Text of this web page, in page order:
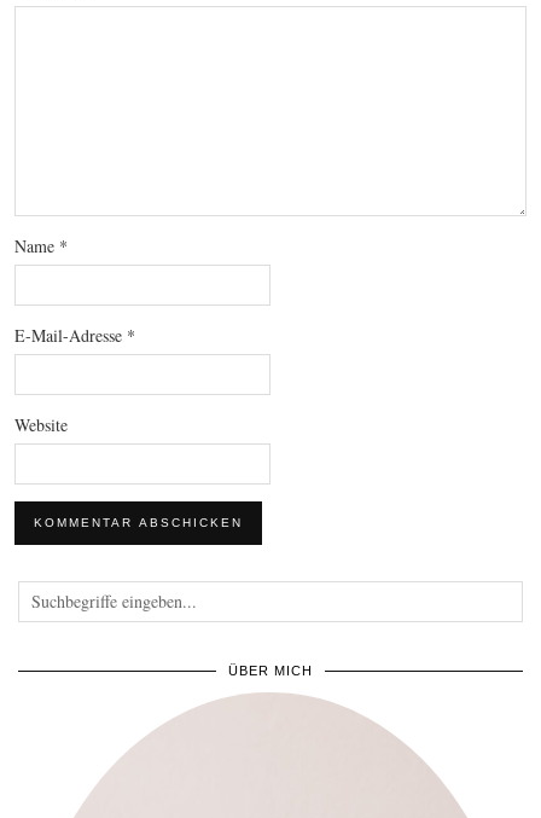
Name *
E-Mail-Adresse *
Website
ÜBER MICH